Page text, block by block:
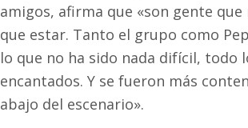
amigos, afirma que «son gente
que estar. Tanto el grupo como
lo que no ha sido nada difícil, todo
encantados. Y se fueron más
abajo del escenario».